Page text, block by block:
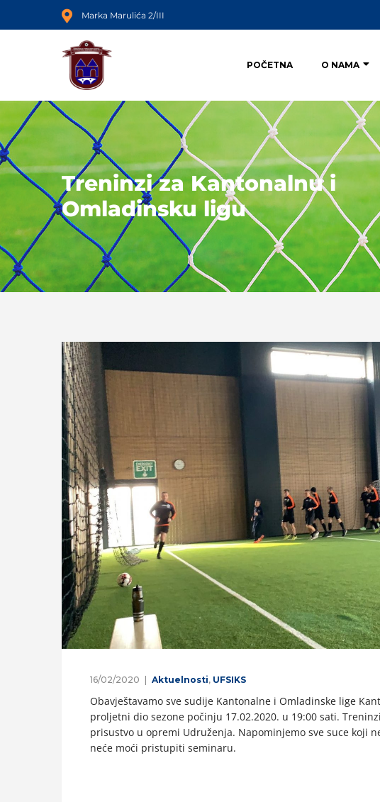
Marka Marulića 2/III
POČETNA O NAMA
Treninzi za Kantonalnu i
Omladinsku ligu
16/02/2020 Aktuelnosti, UFSIKS
Obavještavamo sve sudije Kantonalne i Omladinske lige
proljetni dio sezone počinju 17.02.2020. u 19:00 sati.
prisustvo u opremi Udruženja. Napominjemo sve suce koji
neće moći pristupiti seminaru.